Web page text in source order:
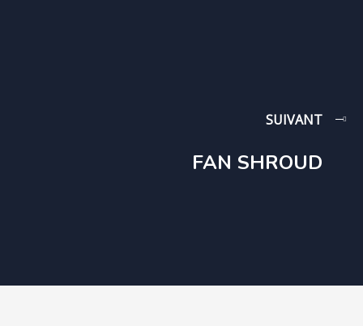
SUIVANT
FAN SHROUD